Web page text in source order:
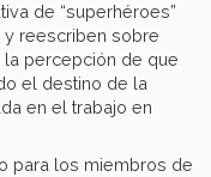
de “superhéroes”
reescriben sobre
percepción de que
el destino de la
en el trabajo en
para los miembros de